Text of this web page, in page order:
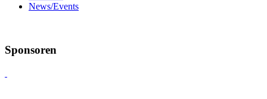
News/Events
Sponsoren